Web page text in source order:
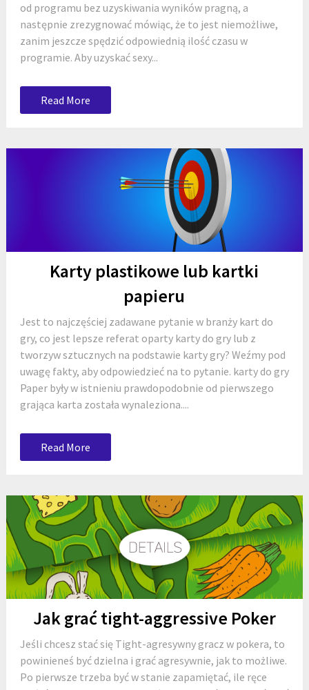
od programu bez uzyskiwania wyników pragną, a
następnie zrezygnować mówiąc, że to jest niemożliwe,
zanim jeszcze spędzić odpowiednią ilość czasu w
programie. Aby uzyskać sexy...
Read More
Karty plastikowe lub kartki
papieru
Jest to najczęściej zadawane pytanie w branży kart do
gry, co jest lepsze referat oparty karty do gry lub z
tworzyw sztucznych na podstawie karty gry? Weźmy pod
uwagę fakty, aby odpowiedzieć na to pytanie. karty do gry
Paper były w istnieniu prawdopodobnie od pierwszego
grająca karta została wynaleziona....
Read More
Jak grać tight-aggressive Poker
Jeśli chcesz stać się Tight-agresywny gracz w pokera, to
powinieneś być dzielna i grać agresywnie, jak to możliwe.
Po pierwsze trzeba być w stanie zapamiętać, ile ręce